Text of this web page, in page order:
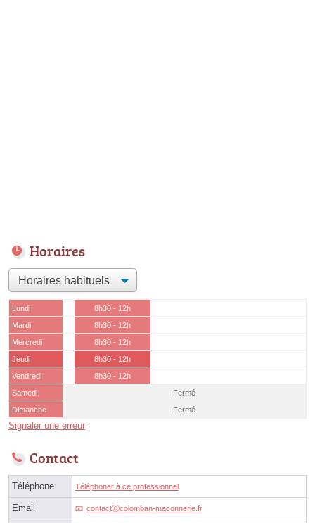
Horaires
Lundi
8h30 - 12h
Mardi
8h30 - 12h
Mercredi
8h30 - 12h
Jeudi
8h30 - 12h
Vendredi
8h30 - 12h
Samedi
Fermé
Dimanche
Fermé
Signaler une erreur
Contact
Téléphone Téléphoner à ce professionnel
Email contactⓐcolomban-maconnerie.fr